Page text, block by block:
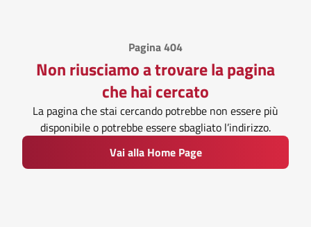
Pagina 404
Non riusciamo a trovare la pagina
che hai cercato
La pagina che stai cercando potrebbe non essere più
disponibile o potrebbe essere sbagliato l’indirizzo.
Vai alla Home Page